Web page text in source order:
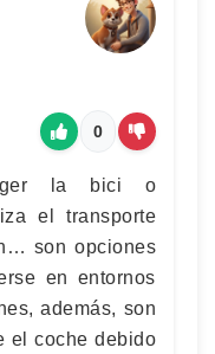
0
la bici o
el transporte
son opciones
en entornos
además, son
el coche debido